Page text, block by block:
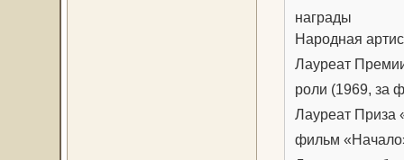
награды
Народная
Лауреат
роли (1969, за
Лауреат Приза
фильм